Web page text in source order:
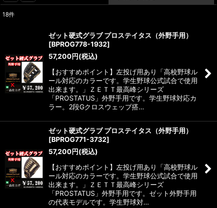
絞り込む
18件
ゼット硬式グラブ プロステイタス（外野手用）
[BPROG778-1932]
57,200円(税込)
【おすすめポイント】左投げ用あり「高校野球ル
ール対応のカラーです。学生野球公式試合で使用
出来ます。」ＺＥＴＴ最高峰シリーズ
「PROSTATUS」外野手用です。学生野球対応カ
ラー。2段Gクロスウェッブ搭…
ゼット硬式グラブ プロステイタス（外野手用）
[BPROG771-3732]
57,200円(税込)
【おすすめポイント】左投げ用あり「高校野球ル
ール対応のカラーです。学生野球公式試合で使用
出来ます。」ＺＥＴＴ最高峰シリーズ
「PROSTATUS」外野手用です。ゼット外野手用
の代表モデルです。学生野球対…